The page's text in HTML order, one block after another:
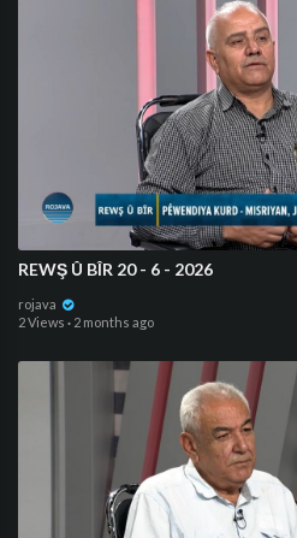
⁣REWŞ Û BÎR 20 - 6 - 2026
rojava
2 Views · 2 months ago